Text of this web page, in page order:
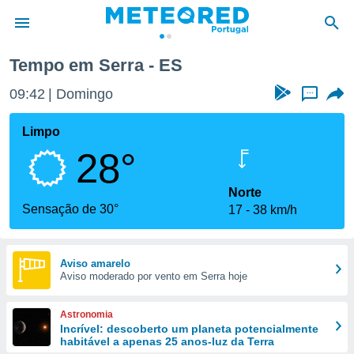
da
foi
fornecidas
a este
das
forma
digital
Tempo em Serra - ES
09:42 Domingo ...
Limpo
28°
Sensação de 30°
Norte
17
38 km/h
Aviso amarelo
Aviso moderado por vento em Serra hoje
Astronomia
Incrível: descoberto um planeta potencialmente
habitável a apenas 25 anos-luz da Terra